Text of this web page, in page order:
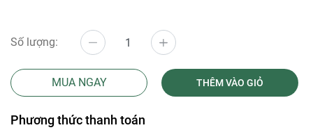
Số lượng:
MUA NGAY THÊM VÀO GIỎ
Phương thức thanh toán